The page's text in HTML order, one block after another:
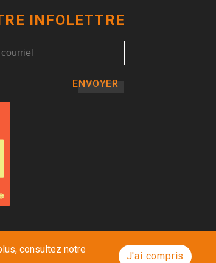
INFOLETTRE
ENVOYER
consultez notre
J'ai compris